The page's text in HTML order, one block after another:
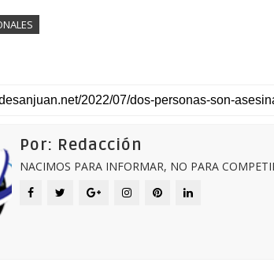
Por: Redacción
NACIMOS PARA INFORMAR, NO PARA